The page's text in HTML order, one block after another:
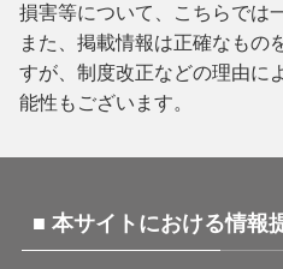
損害等について、こちらでは
また、掲載情報は正確なもの
すが、制度改正などの理由に
能性もございます。
■ 本サイトにおける情報